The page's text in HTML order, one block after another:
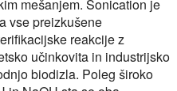
mešanjem. Sonication je
vse preizkušene
reakcije z
učinkovita in industrijsko
biodizla. Poleg široko